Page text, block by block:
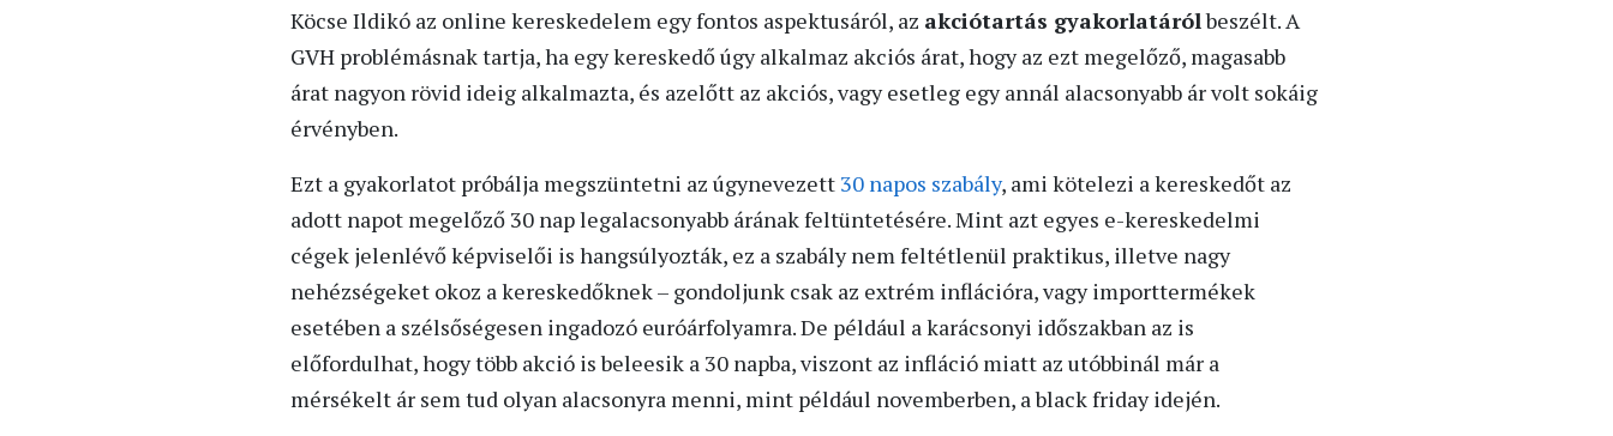
Köcse Ildikó az online kereskedelem egy fontos aspektusáról, az akciótartás gyakorlatárólbeszélt. A
GVH problémásnak tartja, ha egy kereskedő úgy alkalmaz akciós árat, hogy az ezt megelőző, magasabb
árat nagyon rövid ideig alkalmazta, és azelőtt az akciós, vagy esetleg egy annál alacsonyabb ár volt sokáig
érvényben.
Ezt a gyakorlatot próbálja megszüntetni az úgynevezett 30 napos szabály, ami kötelezi a kereskedőt az
adott napot megelőző 30 nap legalacsonyabb árának feltüntetésére. Mint azt egyes e-kereskedelmi
cégek jelenlévő képviselői is hangsúlyozták, ez a szabály nem feltétlenül praktikus, illetve nagy
nehézségeket okoz a kereskedőknek – gondoljunk csak az extrém inflációra, vagy importtermékek
esetében a szélsőségesen ingadozó euróárfolyamra. De például a karácsonyi időszakban az is
előfordulhat, hogy több akció is beleesik a 30 napba, viszont az infláció miatt az utóbbinál már a
mérsékelt ár sem tud olyan alacsonyra menni, mint például novemberben, a black friday idején.